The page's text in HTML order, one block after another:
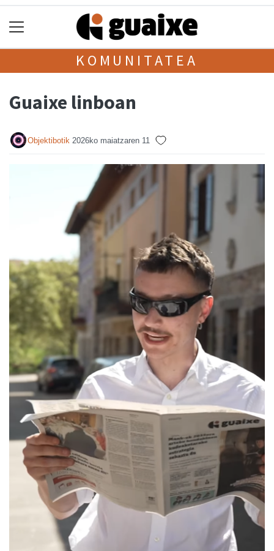
KOMUNITATEA
Guaixe linboan
Objektibotik 2026ko maiatzaren 11